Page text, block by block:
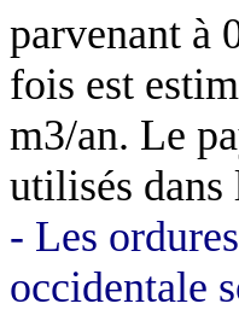
parvenant à
fois est
m3/an. Le
utilisés
- Les
occidentale